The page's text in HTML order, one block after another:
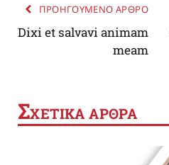
ΠΡΟΗΓΟΥΜΕΝΟ ΑΡΘΡΟ
Dixi et salvavi animam
meam
ΣΧΕΤΙΚΑ ΑΡΘΡΑ